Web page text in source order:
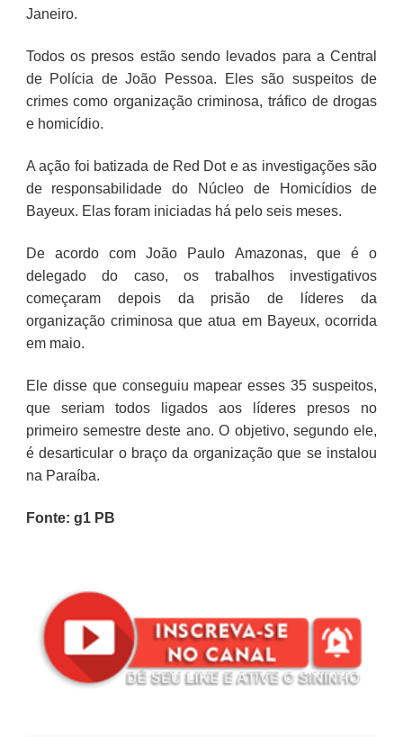
Janeiro.
Todos os presos estão sendo levados para a Central
de Polícia de João Pessoa. Eles são suspeitos de
crimes como organização criminosa, tráfico de drogas
e homicídio.
A ação foi batizada de Red Dot e as investigações são
de responsabilidade do Núcleo de Homicídios de
Bayeux. Elas foram iniciadas há pelo seis meses.
De acordo com João Paulo Amazonas, que é o
delegado do caso, os trabalhos investigativos
começaram depois da prisão de líderes da
organização criminosa que atua em Bayeux, ocorrida
em maio.
Ele disse que conseguiu mapear esses 35 suspeitos,
que seriam todos ligados aos líderes presos no
primeiro semestre deste ano. O objetivo, segundo ele,
é desarticular o braço da organização que se instalou
na Paraíba.
Fonte: g1 PB